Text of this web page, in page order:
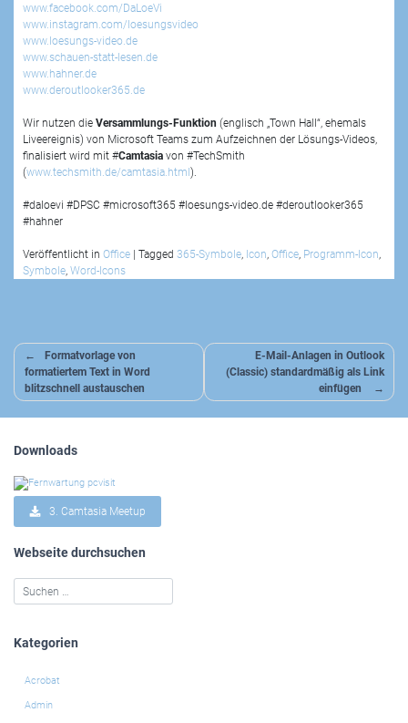
www.facebook.com/DaLoeVi
www.instagram.com/loesungsvideo
www.loesungs-video.de
www.schauen-statt-lesen.de
www.hahner.de
www.deroutlooker365.de
Wir nutzen die Versammlungs-Funktion (englisch „Town Hall“, ehemals
Liveereignis) von Microsoft Teams zum Aufzeichnen der Lösungs-Videos,
finalisiert wird mit #Camtasia von #TechSmith
(www.techsmith.de/camtasia.html).
#daloevi #DPSC #microsoft365 #loesungs-video.de #deroutlooker365
#hahner
Veröffentlicht in Office | Tagged 365-Symbole, Icon, Office, Programm-Icon,
Symbole, Word-Icons
Beitragsnavigation
Formatvorlage von
formatiertem Text in Word
blitzschnell austauschen
E-Mail-Anlagen in Outlook
(Classic) standardmäßig als Link
einfügen
Downloads
3. Camtasia Meetup
Webseite durchsuchen
Kategorien
Acrobat
Admin